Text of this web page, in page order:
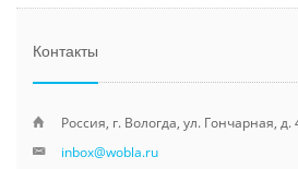
Контакты
Россия, г. Вологда, ул. Гончарная, д.
inbox@wobla.ru